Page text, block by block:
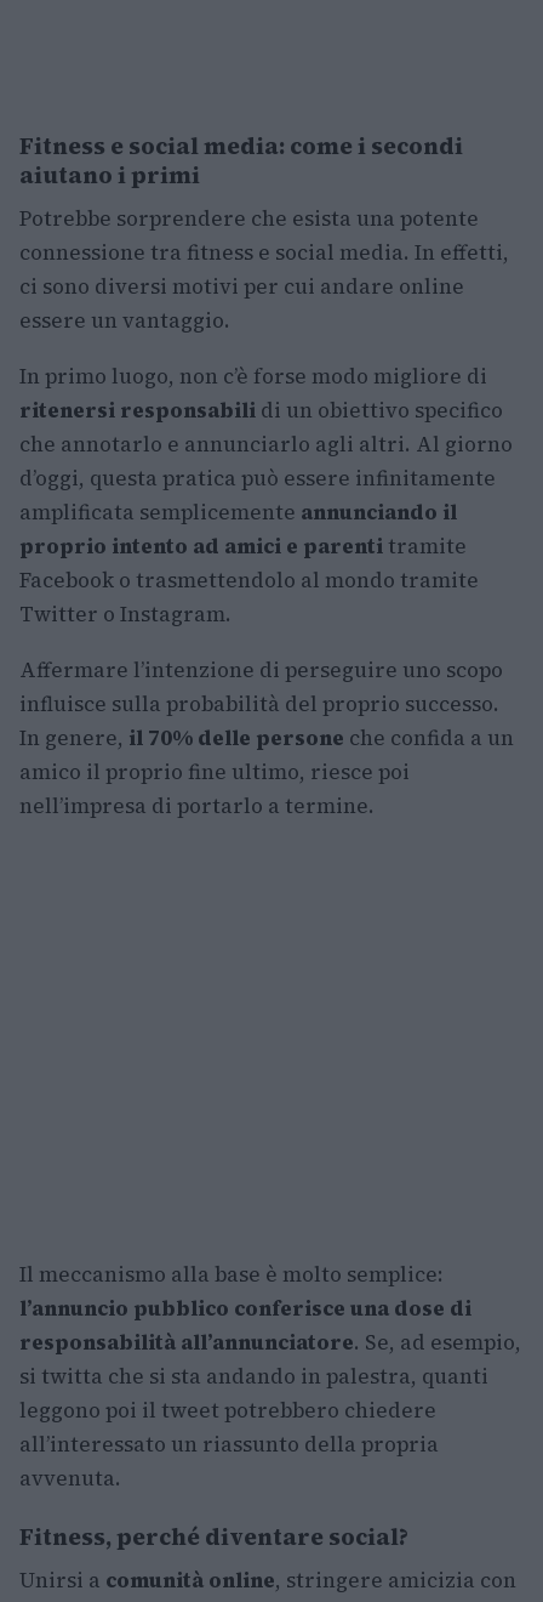
Fitness e social media: come i secondi
aiutano i primi
Potrebbe sorprendere che esista una potente
connessione tra fitness e social media. In effetti,
ci sono diversi motivi per cui andare online
essere un vantaggio.
In primo luogo, non c’è forse modo migliore di
ritenersi responsabili di un obiettivo specifico
che annotarlo e annunciarlo agli altri. Al giorno
d’oggi, questa pratica può essere infinitamente
amplificata semplicemente annunciando il
proprio intento ad amici e parenti tramite
Facebook o trasmettendolo al mondo tramite
Twitter o Instagram.
Affermare l’intenzione di perseguire uno scopo
influisce sulla probabilità del proprio successo.
In genere, il 70% delle persone che confida a un
amico il proprio fine ultimo, riesce poi
nell’impresa di portarlo a termine.
Il meccanismo alla base è molto semplice:
l’annuncio pubblico conferisce una dose di
responsabilità all’annunciatore. Se, ad esempio,
si twitta che si sta andando in palestra, quanti
leggono poi il tweet potrebbero chiedere
all’interessato un riassunto della propria
avvenuta.
Fitness, perché diventare social?
Unirsi a comunità online, stringere amicizia con